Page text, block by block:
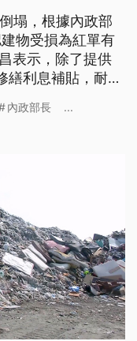
塌，根據內政部
物受損為紅單有
表示，除了提供
繕利息補貼，耐震
部長王國材表示目
內政部長 ...